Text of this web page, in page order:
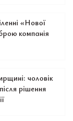
«Нової
компанія
чоловік
рішення